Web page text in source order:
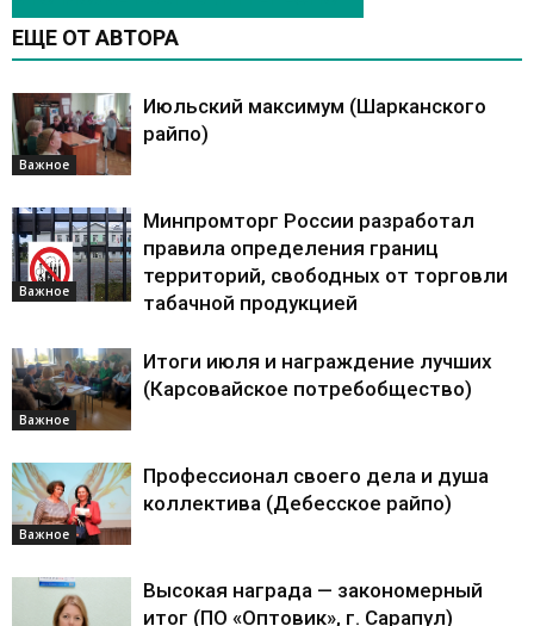
ЕЩЕ ОТ АВТОРА
Важное
Июльский максимум (Шарканского
райпо)
Важное
Минпромторг России разработал
правила определения границ
территорий, свободных от торговли
табачной продукцией
Важное
Итоги июля и награждение лучших
(Карсовайское потребобщество)
Важное
Профессионал своего дела и душа
коллектива (Дебесское райпо)
Высокая награда — закономерный
итог (ПО «Оптовик», г. Сарапул)